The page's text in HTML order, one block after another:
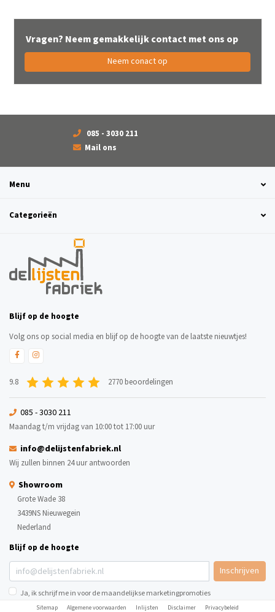
Vragen? Neem gemakkelijk contact met ons op
Neem conact op
085 - 3030 211
Mail ons
Menu
Categorieën
Blijf op de hoogte
Volg ons op social media en blijf op de hoogte van de laatste nieuwtjes!
9.8 2770 beoordelingen
085 - 3030 211
Maandag t/m vrijdag van 10:00 tot 17:00 uur
info@delijstenfabriek.nl
Wij zullen binnen 24 uur antwoorden
Showroom
Grote Wade 38
3439NS Nieuwegein
Nederland
Blijf op de hoogte
Inschrijven
Ja, ik schrijf me in voor de maandelijkse marketingpromoties
Sitemap Algemene voorwaarden Inlijsten Disclaimer Privacybeleid